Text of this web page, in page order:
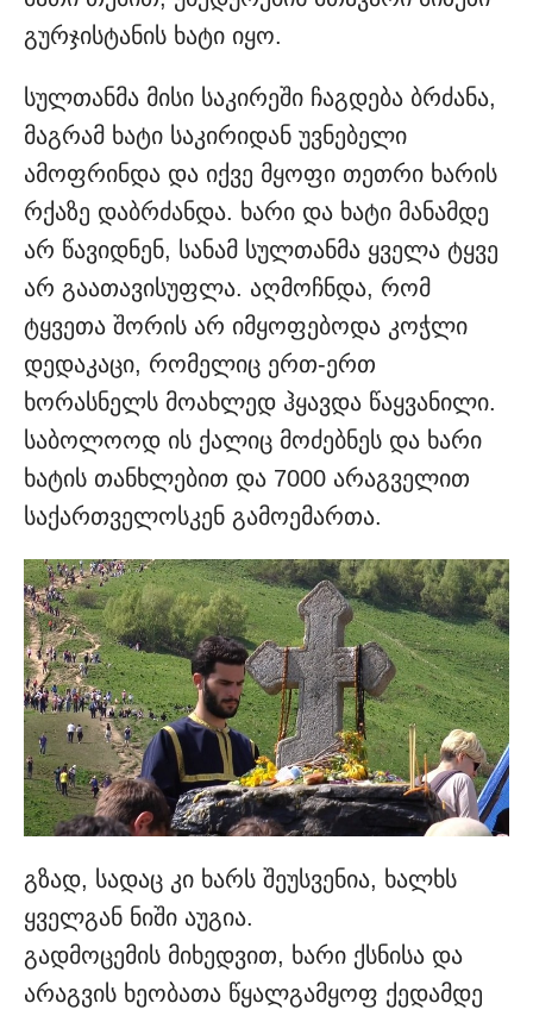
გურჯისტანის ხატი იყო.
სულთანმა მისი საკირეში ჩაგდება ბრძანა,
მაგრამ ხატი საკირიდან უვნებელი
ამოფრინდა და იქვე მყოფი თეთრი ხარის
რქაზე დაბრძანდა. ხარი და ხატი მანამდე
არ წავიდნენ, სანამ სულთანმა ყველა ტყვე
არ გაათავისუფლა. აღმოჩნდა, რომ
ტყვეთა შორის არ იმყოფებოდა კოჭლი
დედაკაცი, რომელიც ერთ-ერთ
ხორასნელს მოახლედ ჰყავდა წაყვანილი.
საბოლოოდ ის ქალიც მოძებნეს და ხარი
ხატის თანხლებით და 7000 არაგველით
საქართველოსკენ გამოემართა.
გზად, სადაც კი ხარს შეუსვენია, ხალხს
ყველგან ნიში აუგია.
გადმოცემის მიხედვით, ხარი ქსნისა და
არაგვის ხეობათა წყალგამყოფ ქედამდე